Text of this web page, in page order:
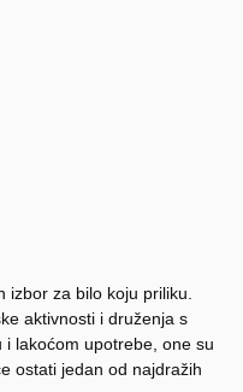
izbor za bilo koju priliku.
aktivnosti i druženja s
i lakoćom upotrebe, one su
ostati jedan od najdražih